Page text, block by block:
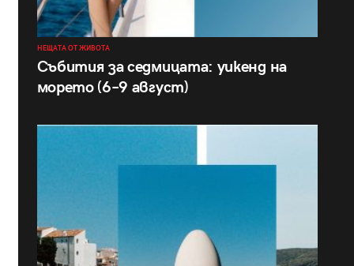
НЕЩАТА ОТ ЖИВОТА
Събития за седмицата: уикенд на
морето (6–9 август)